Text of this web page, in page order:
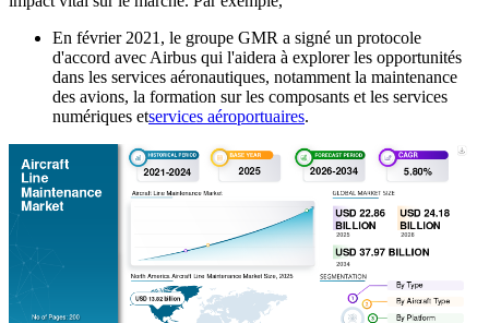
En février 2021, le groupe GMR a signé un protocole
d'accord avec Airbus qui l'aidera à explorer les opportunités
dans les services aéronautiques, notamment la maintenance
des avions, la formation sur les composants et les services
numériques etservices aéroportuaires.